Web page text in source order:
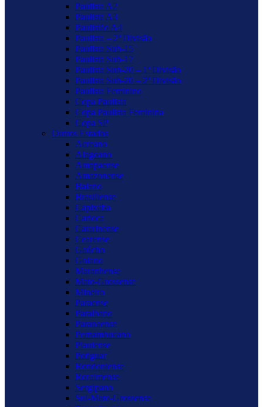
Paulista A2
Paulista A3
Paulistão A4
Paulista – 2ª Divisão
Paulista Sub-15
Paulista Sub-17
Paulista Sub-20 – 1ª Divisão
Paulista Sub-20 – 2ª Divisão
Paulista Feminino
Copa Paulista
Copa Paulista Feminina
Copa SP
Outros Estados
Acreano
Alagoano
Amapaense
Amazonense
Baiano
Brasiliense
Capixaba
Carioca
Catarinense
Cearense
Gaúcho
Goiano
Maranhense
Mato-Grossense
Mineiro
Paraense
Paraibano
Paranaense
Pernambucano
Piauiense
Potiguar
Rondoniense
Roraimense
Sergipano
Sul-Mato-Grossense